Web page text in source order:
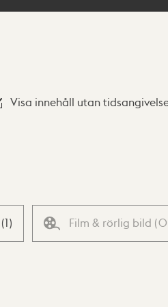
Visa innehåll utan
(1) Film & rörlig bild (0